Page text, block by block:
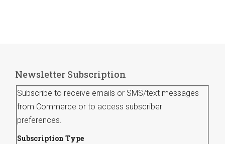
Newsletter Subscription
Subscribe to receive emails or SMS/text messages
from Commerce or to access subscriber
preferences.
Subscription Type